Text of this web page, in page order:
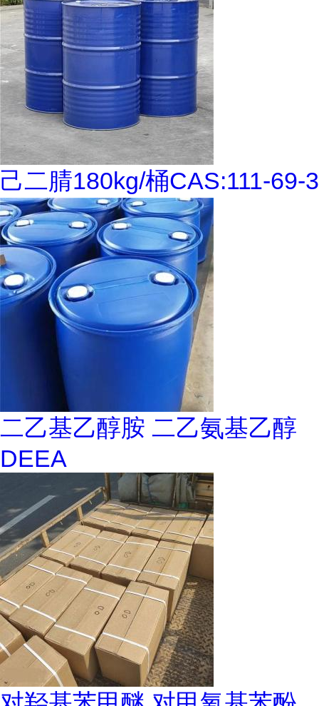
己二腈180kg/桶CAS:111-69-3
二乙基乙醇胺 二乙氨基乙醇
DEEA